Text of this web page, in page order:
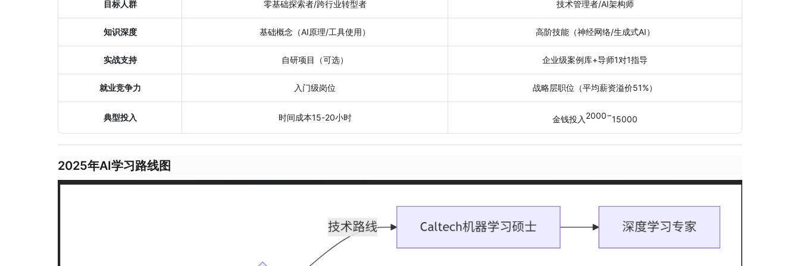
​目标人群​ 零基础探索者/跨行业转型者 技术管理者/AI架构师
​知识深度​ 基础概念（AI原理/工具使用） 高阶技能（神经网络/生成式AI）
​实战支持​ 自研项目（可选） 企业级案例库+导师1对1指导
​就业竞争力​ 入门级岗位 战略层职位（平均薪资溢价51%）
​典型投入​ 时间成本15-20小时 金钱投入 2000−15000
2025年AI学习路线图